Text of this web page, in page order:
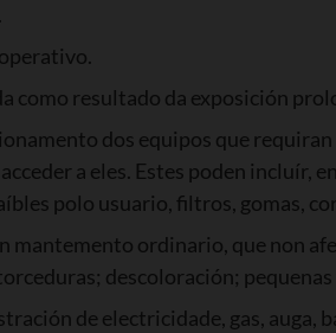
resultado da exposición
dos equipos que
a eles. Estes poden incluír,
polo usuario, filtros, gomas,
ordinario, que non
descoloración; pequenas
de electricidade, gas, auga,